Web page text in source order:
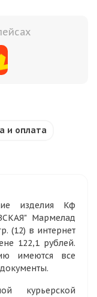
и оплата
изделия Кф
Мармелад
(12) в интернет
122,1 рублей.
имеются все
курьерской